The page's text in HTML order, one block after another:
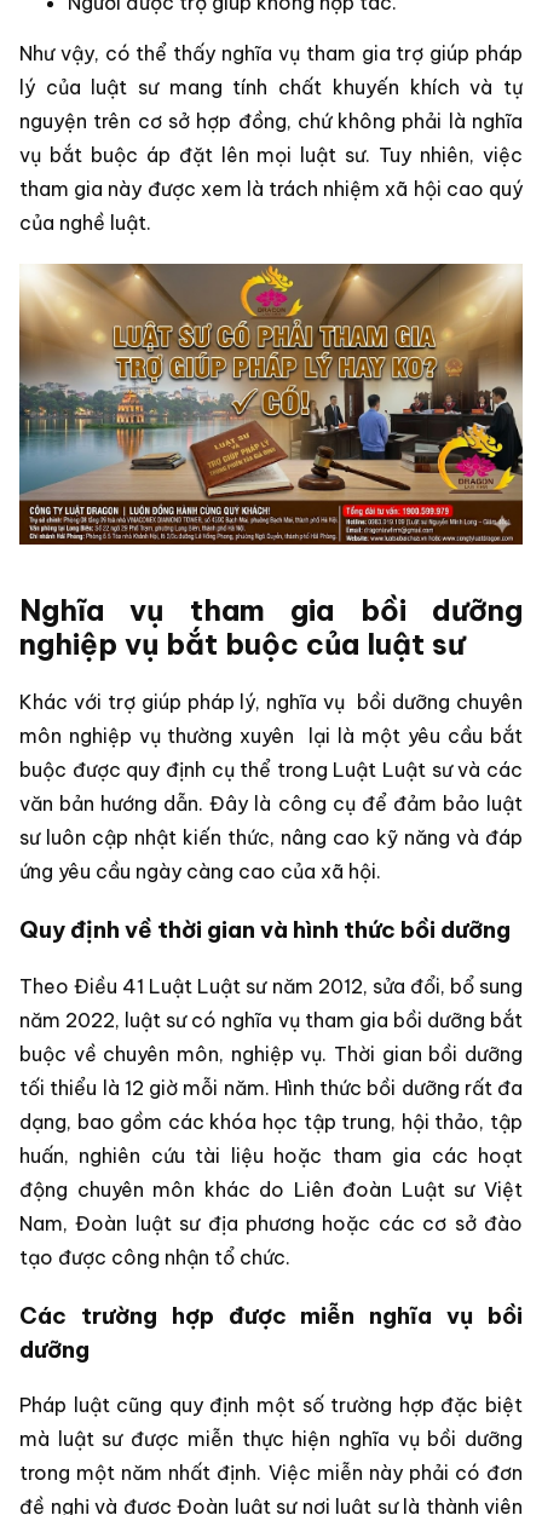
Như vậy, có thể thấy nghĩa vụ tham gia trợ giúp pháp
lý của luật sư mang tính chất khuyến khích và tự
nguyện trên cơ sở hợp đồng, chứ không phải là nghĩa
vụ bắt buộc áp đặt lên mọi luật sư. Tuy nhiên, việc
tham gia này được xem là trách nhiệm xã hội cao quý
của nghề luật.
Nghĩa vụ tham gia bồi dưỡng
nghiệp vụ bắt buộc của luật sư
Khác với trợ giúp pháp lý, nghĩa vụ bồi dưỡng chuyên
môn nghiệp vụ thường xuyên
lại là một yêu cầu bắt
buộc được quy định cụ thể trong Luật Luật sư và các
văn bản hướng dẫn. Đây là công cụ để đảm bảo luật
sư luôn cập nhật kiến thức, nâng cao kỹ năng và đáp
ứng yêu cầu ngày càng cao của xã hội.
Quy định về thời gian và hình thức bồi dưỡng
Theo Điều 41 Luật Luật sư năm 2012, sửa đổi, bổ sung
năm 2022, luật sư có nghĩa vụ tham gia bồi dưỡng bắt
buộc về chuyên môn, nghiệp vụ. Thời gian bồi dưỡng
tối thiểu là 12 giờ mỗi năm. Hình thức bồi dưỡng rất đa
dạng, bao gồm các khóa học tập trung, hội thảo, tập
huấn, nghiên cứu tài liệu hoặc tham gia các hoạt
động chuyên môn khác do Liên đoàn Luật sư Việt
Nam, Đoàn luật sư địa phương hoặc các cơ sở đào
tạo được công nhận tổ chức.
Các trường hợp được miễn nghĩa vụ bồi
dưỡng
Pháp luật cũng quy định một số trường hợp đặc biệt
mà luật sư được miễn thực hiện nghĩa vụ bồi dưỡng
trong một năm nhất định. Việc miễn này phải có đơn
đề nghị và được Đoàn luật sư nơi luật sư là thành viên